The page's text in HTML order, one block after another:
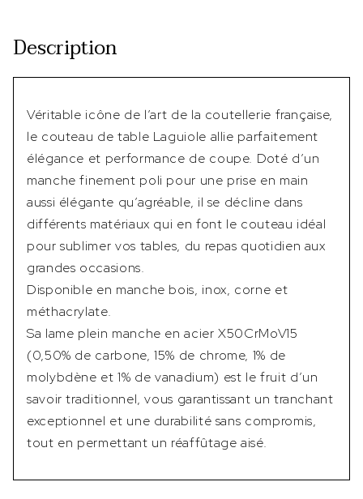
Description
Véritable icône de l’art de la coutellerie française,
le couteau de table Laguiole allie parfaitement
élégance et performance de coupe. Doté d’un
manche finement poli pour une prise en main
aussi élégante qu’agréable, il se décline dans
différents matériaux qui en font le couteau idéal
pour sublimer vos tables, du repas quotidien aux
grandes occasions.
Disponible en manche bois, inox, corne et
méthacrylate.
Sa lame plein manche en acier X50CrMoV15
(0,50% de carbone, 15% de chrome, 1% de
molybdène et 1% de vanadium) est le fruit d’un
savoir traditionnel, vous garantissant un tranchant
exceptionnel et une durabilité sans compromis,
tout en permettant un réaffûtage aisé.